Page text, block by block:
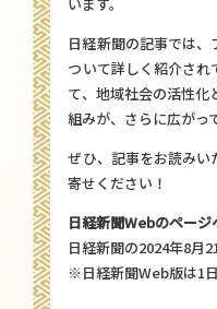
います。
日経新聞の記事では
ついて詳しく紹介さ
て、地域社会の活性化
組みが、さらに広がっ
ぜひ、記事をお読みい
寄せください！
日経新聞Webのページ
日経新聞の2024年8月
※日経新聞Web版は1